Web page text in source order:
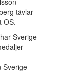
tävlar
OS.
Sverige
Sverige